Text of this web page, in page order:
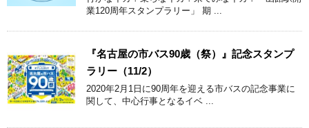
業120周年スタンプラリー」 期 ...
『名古屋の市バス90歳（祭）』記念スタンプ
ラリー（11/2）
2020年2月1日に90周年を迎える市バスの記念事業に
関して、中心行事となるイベ ...